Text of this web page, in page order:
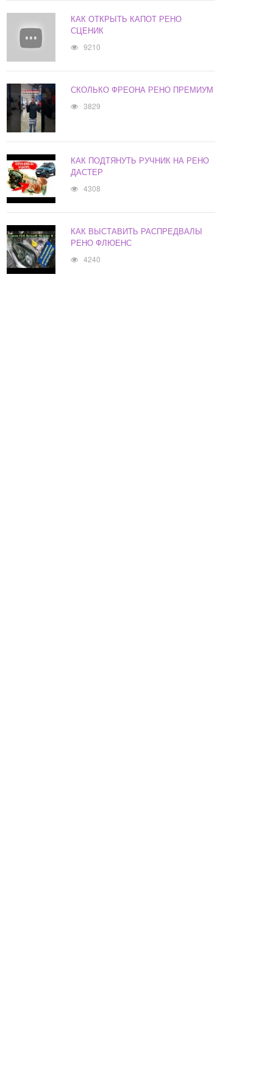
КАК ОТКРЫТЬ КАПОТ РЕНО
СЦЕНИК
9210
СКОЛЬКО ФРЕОНА РЕНО ПРЕМИУМ
3829
КАК ПОДТЯНУТЬ РУЧНИК НА РЕНО
ДАСТЕР
4308
КАК ВЫСТАВИТЬ РАСПРЕДВАЛЫ
РЕНО ФЛЮЕНС
4240